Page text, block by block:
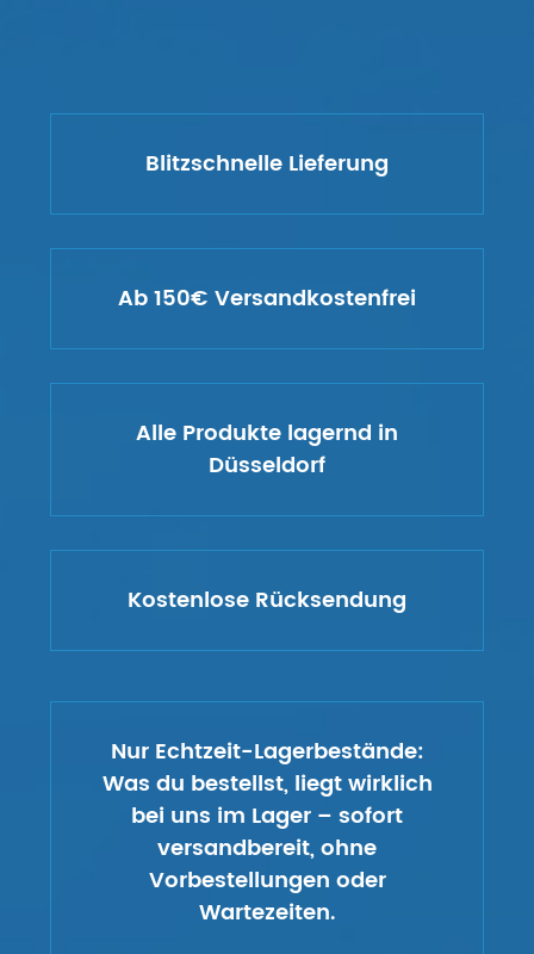
Blitzschnelle Lieferung
Ab 150€ Versandkostenfrei
Alle Produkte lagernd in
Düsseldorf
Kostenlose Rücksendung
Nur Echtzeit-Lagerbestände:
Was du bestellst, liegt wirklich
bei uns im Lager – sofort
versandbereit, ohne
Vorbestellungen oder
Wartezeiten.